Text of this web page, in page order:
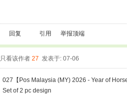
回复 引用 举报顶端
只看该作者 27 发表于: 07-06
027【Pos Malaysia (MY) 2026 - Year of
Set of 2 pc design